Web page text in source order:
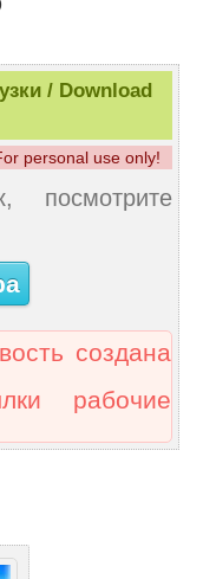
/ Download
personal use only!
посмотрите
создана
рабочие